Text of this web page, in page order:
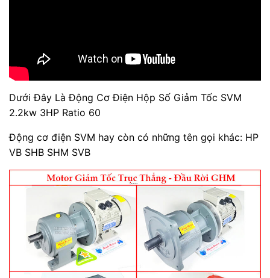
Dưới Đây Là Động Cơ Điện Hộp Số Giảm Tốc SVM
2.2kw 3HP Ratio 60
Động cơ điện SVM hay còn có những tên gọi khác: HP
VB SHB SHM SVB